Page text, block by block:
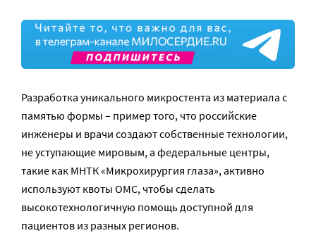
Разработка уникального микростента из материала с
памятью формы – пример того, что российские
инженеры и врачи создают собственные технологии,
не уступающие мировым, а федеральные центры,
такие как МНТК «Микрохирургия глаза», активно
используют квоты ОМС, чтобы сделать
высокотехнологичную помощь доступной для
пациентов из разных регионов.